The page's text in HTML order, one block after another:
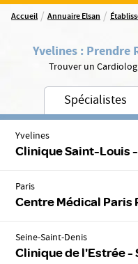
Accueil / Annuaire Elsan /
Yvelines: Prendre
Trouver un
Spécialistes
Yvelines
Clinique Saint-Louis
Paris
Centre Médical Paris
Seine-Saint-Denis
Clinique de l'Estrée -